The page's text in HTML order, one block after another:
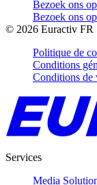
Bezoek ons
Bezoek ons
© 2026 Euractiv FR
Politique de
Conditions
Conditions de
Services
Media